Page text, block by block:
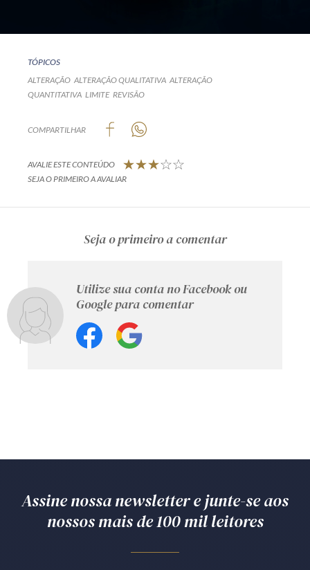
TÓPICOS
ALTERAÇÃO ALTERAÇÃO QUALITATIVA ALTERAÇÃO
QUANTITATIVA LIMITE REVISÃO
COMPARTILHAR
AVALIE ESTE CONTEÚDO
SEJA O PRIMEIRO A AVALIAR
Seja o primeiro a comentar
Utilize sua conta no Facebook ou
Google para comentar
Assine nossa newsletter e junte-se aos
nossos mais de 100 mil leitores